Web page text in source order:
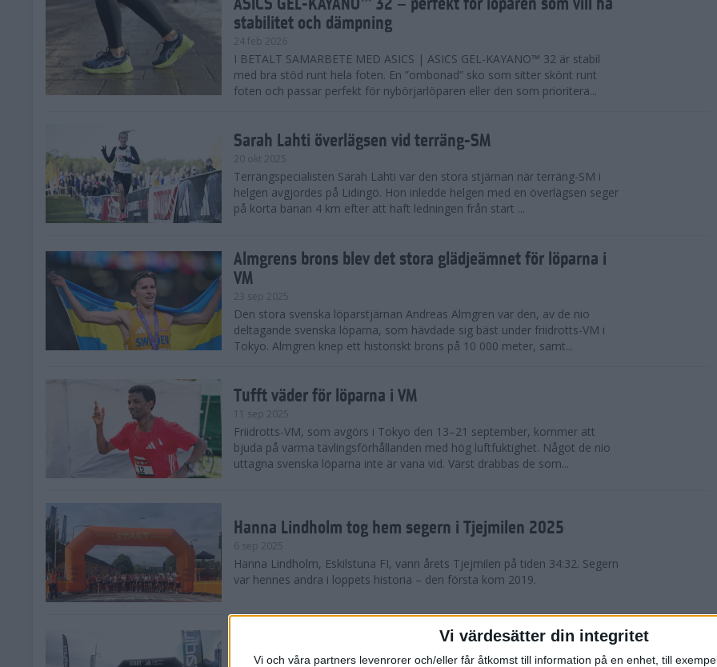
Vi värdesätter din integritet
Vi och våra partners levenrorer och/eller får åtkomst till information på en enhet, till
stabilitet och dämpning
24 feb 2026
I BETALT SAMARBETE MED ASICS | ASICS GEL-KAYANO™ 32 är stabil
med bra stöd runt hela foten. En ”ombonad” sko som sitter skönt runt
foten och passar perfekt för nybörjarlöparen eller den som prioritera...
Sarah Lahti överlägsen vid terräng-SM
20 okt 2025
Terrängspecialisten Sarah Lahti var den stora stjärnan när terräng-SM i
helgen avgjordes på Lidingö. Hon inledde helgen med en överlägsen seger
på korta banan 4 km efter att haft ledningen från start ...
Almgrens brons blev det stora glädjeämnet för löparna i
VM
23 sep 2025
Den stora svenska löparstjärnan Andreas Almgren var den, av de nio
deltagande svenska löparna, som hävdade sig bäst under friidrotts-VM i
Tokyo. Almgren knep ett historiskt brons på 10 000 meter, samt...
Tufft väder för löparna i VM
11 sep 2025
Friidrotts-VM, som avgörs i Tokyo den 13–21 september, kommer att
bjuda på varma tävlingsförhållanden med hög luftfuktighet. Något de nio
uttagna svenska löparna inte är vana vid. Värst drabbas de som...
Hanna Lindholm tog hem segern i Tjejmilen 2025
6 sep 2025
Hanna Lindholm, Eskilstuna FI, vann årets Tjejmilen på tiden 34:32. Segern
var hennes andra i loppets historia – den första kom 2019.
Snabbaste segertiden på 12 år i rekordstort adidas
Stockholm Halvmaraton